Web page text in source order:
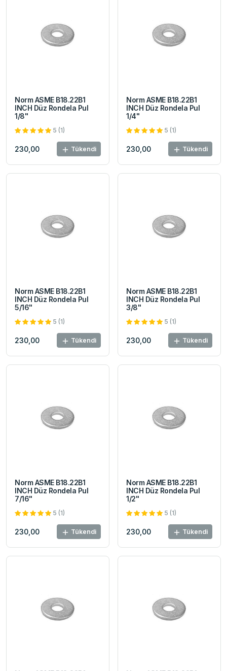
Norm ASME B18.22B1
INCH Düz Rondela Pul
1/8"
5 (1)
230,00 Tükendi
Norm ASME B18.22B1
INCH Düz Rondela Pul
1/4"
5 (1)
230,00 Tükendi
Norm ASME B18.22B1
INCH Düz Rondela Pul
5/16"
5 (1)
230,00 Tükendi
Norm ASME B18.22B1
INCH Düz Rondela Pul
3/8"
5 (1)
230,00 Tükendi
Norm ASME B18.22B1
INCH Düz Rondela Pul
7/16"
5 (1)
230,00 Tükendi
Norm ASME B18.22B1
INCH Düz Rondela Pul
1/2"
5 (1)
230,00 Tükendi